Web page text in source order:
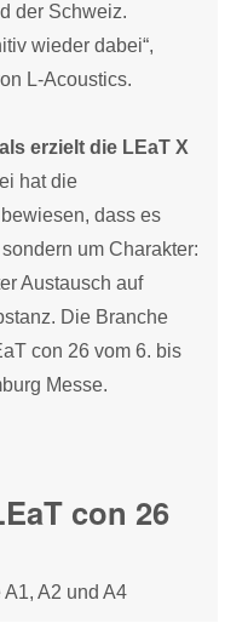
der Schweiz.
wieder dabei“,
L-Acoustics.
erzielt die LEaT X
hat die
dass es
um Charakter:
Austausch auf
Die Branche
con 26 vom 6. bis
Messe.
con 26
A2 und A4